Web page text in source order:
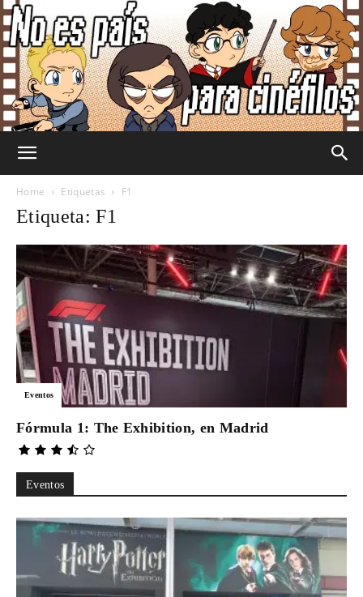
Home Etiquetas F1
Etiqueta: F1
Eventos
Fórmula 1: The Exhibition, en Madrid
Eventos